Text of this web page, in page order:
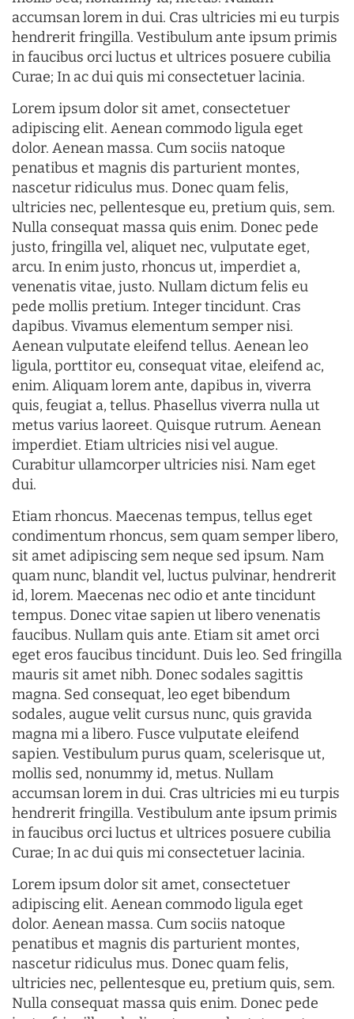
accumsan lorem in dui. Cras ultricies mi eu turpis
hendrerit fringilla. Vestibulum ante ipsum primis
in faucibus orci luctus et ultrices posuere cubilia
Curae; In ac dui quis mi consectetuer lacinia.
Lorem ipsum dolor sit amet, consectetuer
adipiscing elit. Aenean commodo ligula eget
dolor. Aenean massa. Cum sociis natoque
penatibus et magnis dis parturient montes,
nascetur ridiculus mus. Donec quam felis,
ultricies nec, pellentesque eu, pretium quis, sem.
Nulla consequat massa quis enim. Donec pede
justo, fringilla vel, aliquet nec, vulputate eget,
arcu. In enim justo, rhoncus ut, imperdiet a,
venenatis vitae, justo. Nullam dictum felis eu
pede mollis pretium. Integer tincidunt. Cras
dapibus. Vivamus elementum semper nisi.
Aenean vulputate eleifend tellus. Aenean leo
ligula, porttitor eu, consequat vitae, eleifend ac,
enim. Aliquam lorem ante, dapibus in, viverra
quis, feugiat a, tellus. Phasellus viverra nulla ut
metus varius laoreet. Quisque rutrum. Aenean
imperdiet. Etiam ultricies nisi vel augue.
Curabitur ullamcorper ultricies nisi. Nam eget
dui.
Etiam rhoncus. Maecenas tempus, tellus eget
condimentum rhoncus, sem quam semper libero,
sit amet adipiscing sem neque sed ipsum. Nam
quam nunc, blandit vel, luctus pulvinar, hendrerit
id, lorem. Maecenas nec odio et ante tincidunt
tempus. Donec vitae sapien ut libero venenatis
faucibus. Nullam quis ante. Etiam sit amet orci
eget eros faucibus tincidunt. Duis leo. Sed fringilla
mauris sit amet nibh. Donec sodales sagittis
magna. Sed consequat, leo eget bibendum
sodales, augue velit cursus nunc, quis gravida
magna mi a libero. Fusce vulputate eleifend
sapien. Vestibulum purus quam, scelerisque ut,
mollis sed, nonummy id, metus. Nullam
accumsan lorem in dui. Cras ultricies mi eu turpis
hendrerit fringilla. Vestibulum ante ipsum primis
in faucibus orci luctus et ultrices posuere cubilia
Curae; In ac dui quis mi consectetuer lacinia.
Lorem ipsum dolor sit amet, consectetuer
adipiscing elit. Aenean commodo ligula eget
dolor. Aenean massa. Cum sociis natoque
penatibus et magnis dis parturient montes,
nascetur ridiculus mus. Donec quam felis,
ultricies nec, pellentesque eu, pretium quis, sem.
Nulla consequat massa quis enim. Donec pede